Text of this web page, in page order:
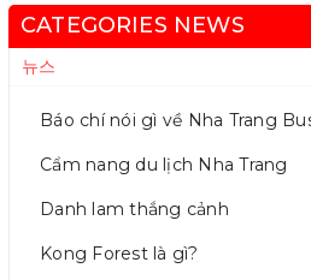
CATEGORIES NEWS
뉴스
Báo chí nói gì về Nha Trang
Cẩm nang du lịch Nha Trang
Danh lam thắng cảnh
Kong Forest là gì?